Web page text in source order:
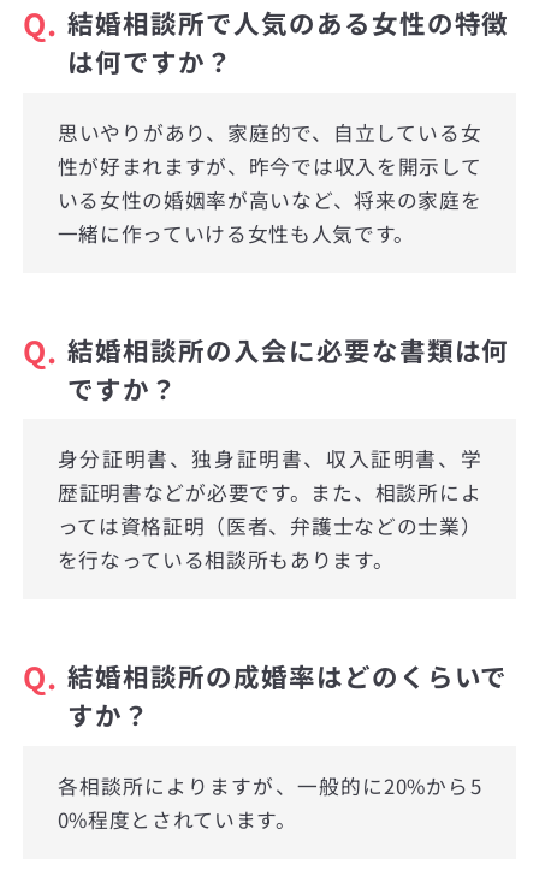
Q. 結婚相談所で人気のある女性の特徴
は何ですか？
思いやりがあり、家庭的で、自立している女
性が好まれますが、昨今では収入を開示して
いる女性の婚姻率が高いなど、将来の家庭を
一緒に作っていける女性も人気です。
Q. 結婚相談所の入会に必要な書類は何
ですか？
身分証明書、独身証明書、収入証明書、学
歴証明書などが必要です。また、相談所によ
っては資格証明（医者、弁護士などの士業）
を行なっている相談所もあります。
Q. 結婚相談所の成婚率はどのくらいで
すか？
各相談所によりますが、一般的に20%から5
0%程度とされています。